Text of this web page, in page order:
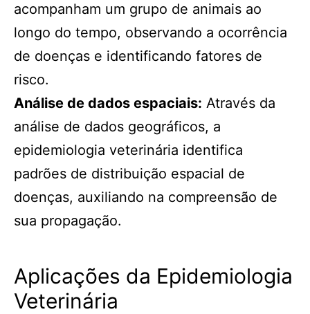
acompanham um grupo de animais ao
longo do tempo, observando a ocorrência
de doenças e identificando fatores de
risco.
Análise de dados espaciais: Através da
análise de dados geográficos, a
epidemiologia veterinária identifica
padrões de distribuição espacial de
doenças, auxiliando na compreensão de
sua propagação.
Aplicações da Epidemiologia
Veterinária